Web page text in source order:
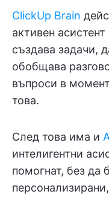
ClickUp Brain
активен
създава задачи,
обобщава
въпроси в
това.
След това има и
интелигентни
помогнат, без да